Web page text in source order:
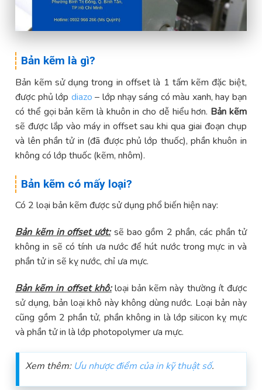
Bản kẽm là gì?
Bản kẽm sử dụng trong in offset là 1 tấm kẽm đặc biệt,
được phủ lớp diazo – lớp nhạy sáng có màu xanh, hay bạn
có thể gọi bản kẽm là khuôn in cho dễ hiểu hơn. Bản kẽm
sẽ được lắp vào máy in offset sau khi qua giai đoạn chụp
và lên phần tử in (đã được phủ lớp thuốc), phần khuôn in
không có lớp thuốc (kẽm, nhôm).
Bản kẽm có mấy loại?
Có 2 loại bản kẽm được sử dụng phổ biến hiện nay:
Bản kẽm in offset ướt:sẽ bao gồm 2 phần, các phần tử
không in sẽ có tính ưa nước để hút nước trong mực in và
phần tử in sẽ kỵ nước, chỉ ưa mực.
Bản kẽm in offset khô:loại bản kẽm này thường ít được
sử dụng, bản loại khô này không dùng nước. Loại bản này
cũng gồm 2 phần tử, phần không in là lớp silicon kỵ mực
và phần tử in là lớp photopolymer ưa mực.
Xem thêm: Ưu nhược điểm của in kỹ thuật số.